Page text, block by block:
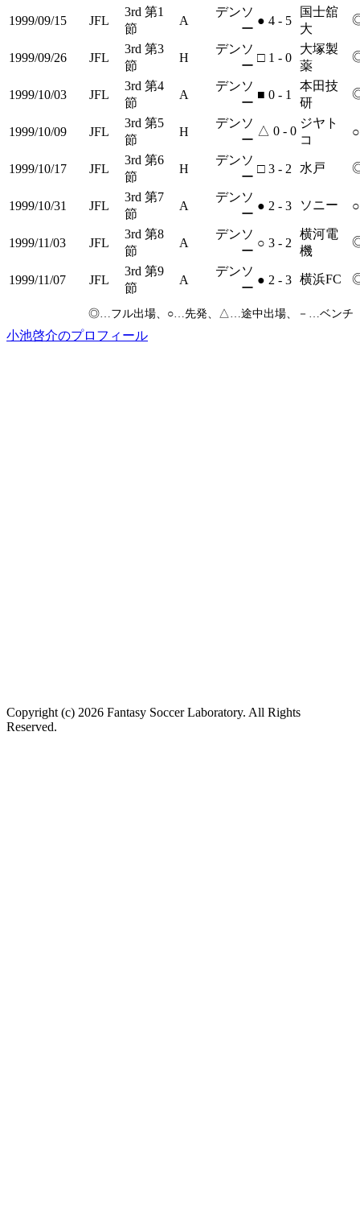
1999/09/15 JFL
3rd 第1
節
A
デンソ
ー
● 4 - 5
国士舘
大
1999/09/26 JFL
3rd 第3
節
H
デンソ
ー
□ 1 - 0
大塚製
薬
1999/10/03 JFL
3rd 第4
節
A
デンソ
ー
■ 0 - 1
本田技
研
1999/10/09 JFL
3rd 第5
節
H
デンソ
ー
△ 0 - 0
ジヤト
コ
○
1999/10/17 JFL
3rd 第6
節
H
デンソ
ー
□ 3 - 2 水戸
1999/10/31 JFL
3rd 第7
節
A
デンソ
ー
● 2 - 3 ソニー ○
1999/11/03 JFL
3rd 第8
節
A
デンソ
ー
○ 3 - 2
横河電
機
1999/11/07 JFL
3rd 第9
節
A
デンソ
ー
● 2 - 3 横浜FC
◎…フル出場、 ○…先発、 △…途中出場、 － …ベンチ
小池啓介のプロフィール
Copyright (c) 2026 Fantasy Soccer Laboratory. All Rights
Reserved.